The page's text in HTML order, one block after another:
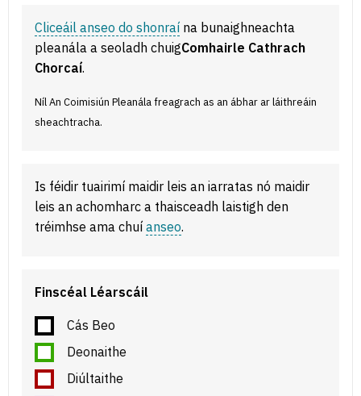
Cliceáil anseo do shonraí na bunaighneachta
pleanála a seoladh chuigComhairle Cathrach
Chorcaí.
Níl An Coimisiún Pleanála freagrach as an ábhar ar láithreáin
sheachtracha.
Is féidir tuairimí maidir leis an iarratas nó maidir
leis an achomharc a thaisceadh laistigh den
tréimhse ama chuí anseo.
Finscéal Léarscáil
Cás Beo
Deonaithe
Diúltaithe